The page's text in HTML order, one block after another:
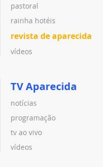
pastoral
rainha hotéis
revista de aparecida
vídeos
TV Aparecida
notícias
programação
tv ao vivo
vídeos